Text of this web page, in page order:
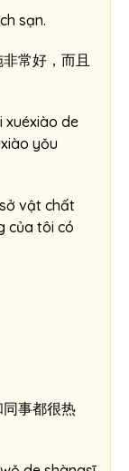
sạn.
常好，而且
xuéxiào de
yǒu
vật chất
của tôi có
事都很热